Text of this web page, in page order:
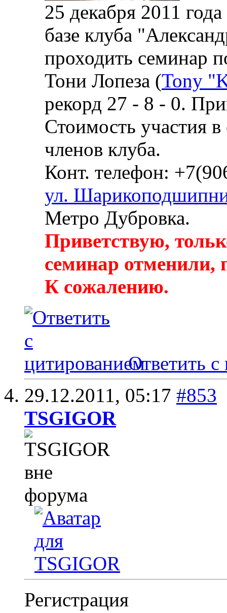
25 декабря 2011
базе клуба
проходить семинар
Тони Лопеза (Tony
рекорд 27 - 8 - 0.
Стоимость участия
членов клуба.
Конт. телефон:
ул.
Метро Дубровка.
Приветствую,
семинар отменили,
К сожалению.
Ответить с
29.12.2011, 05:17 #853
TSGIGOR
Регистрация